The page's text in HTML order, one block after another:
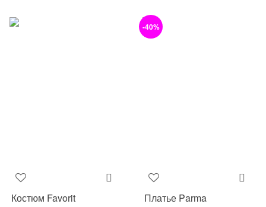
Костюм Favorit
-40%
Платье Parma